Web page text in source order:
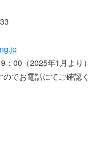
00（2025年1月より）
でお電話にてご確認く